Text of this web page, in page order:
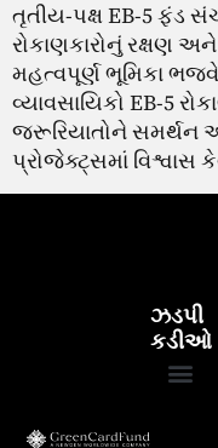
તૃતીય-પક્ષ EB-5 ફંડ
રોકાણકારોનું રક્ષણ
મહત્વપૂર્ણ ભૂમિકા
વ્યાવસાયિકો EB-5
જરૂરિયાતોને
પ્રોજેક્ટ્સમાં વિશ્વાસ
ઝડપી
કડીઓ